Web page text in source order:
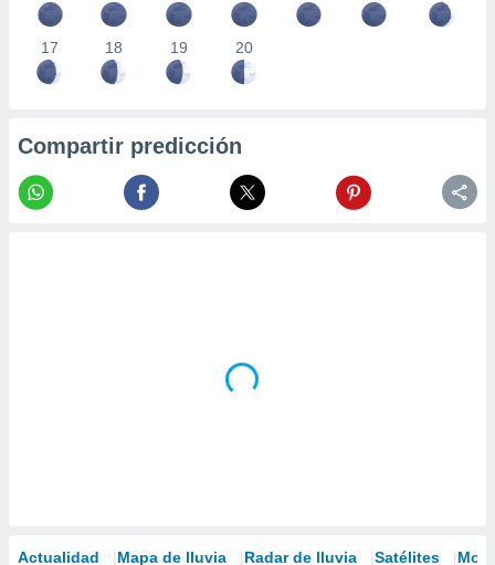
17 18 19 20
Compartir predicción
Actualidad Mapa de lluvia Radar de lluvia Satélites